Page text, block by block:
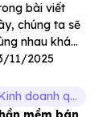
hấp dẫn và
quả
bài viết
chúng ta sẽ
nhau khám
những bí
menu quán
sữa “vạn
11/2025
Kinh doanh quán trà sữa